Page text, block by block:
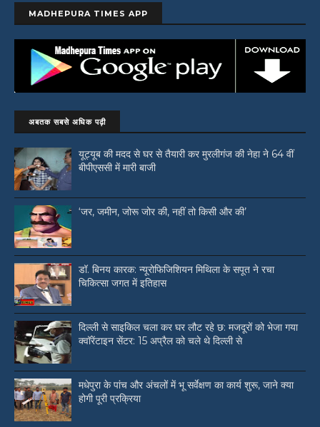
MADHEPURA TIMES APP
अबतक सबसे अधिक पढ़ी
यूट्यूब की मदद से घर से तैयारी कर मुरलीगंज की नेहा ने 64 वीं
बीपीएससी में मारी बाजी
‘जर, जमीन, जोरू जोर की, नहीं तो किसी और की’
डॉ. बिनय कारक: न्यूरोफिजिशियन मिथिला के सपूत ने रचा
चिकित्सा जगत में इतिहास
दिल्ली से साइकिल चला कर घर लौट रहे छ: मजदूरों को भेजा गया
क्वॉरेंटाइन सेंटर: 15 अप्रैल को चले थे दिल्ली से
मधेपुरा के पांच और अंचलों में भू सर्वेक्षण का कार्य शुरू, जाने क्या
होगी पूरी प्रक्रिया